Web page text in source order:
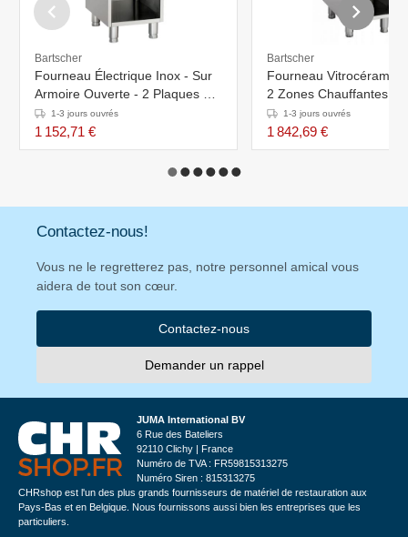
Bartscher
Fourneau Électrique Inox - Sur
Armoire Ouverte - 2 Plaques De
Ø220mm - 400x700x850-
900(h)mm
1-3 jours ouvrés
1 152,71 €
Bartscher
Fourneau
2 Zones Chauffantes -
Armoire Ouverte -
400x700x850-
1-3 jours ouvrés
1 842,69 €
Contactez-nous!
Vous ne le regretterez pas, notre personnel amical vous
aidera de tout son cœur.
Contactez-nous
Demander un rappel
JUMA International BV
6 Rue des Bateliers
92110 Clichy | France
Numéro de TVA : FR59815313275
Numéro Siren : 815313275
CHRshop est l'un des plus grands fournisseurs de matériel de restauration aux
Pays-Bas et en Belgique. Nous fournissons aussi bien les entreprises que les
particuliers.